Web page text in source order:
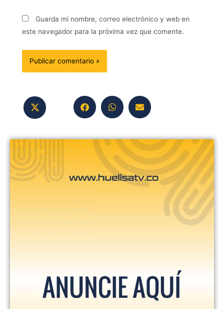
Guarda mi nombre, correo electrónico y web en
este navegador para la próxima vez que comente.